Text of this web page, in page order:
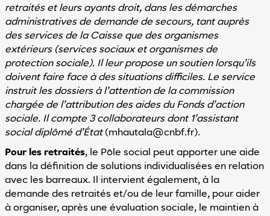
retraités et leurs ayants droit, dans les démarches
administratives de demande de secours, tant auprès
des services de la Caisse que des organismes
extérieurs (services sociaux et organismes de
protection sociale). Il leur propose un soutien lorsqu’ils
doivent faire face à des situations difficiles. Le service
instruit les dossiers à l’attention de la commission
chargée de l’attribution des aides du Fonds d’action
sociale. Il compte 3 collaborateurs dont 1’assistant
social diplômé d’État(mhautala@cnbf.fr).
Pour les retraités, le Pôle social peut apporter une aide
dans la définition de solutions individualisées en relation
avec les barreaux. Il intervient également, à la
demande des retraités et/ou de leur famille, pour aider
à organiser, après une évaluation sociale, le maintien à